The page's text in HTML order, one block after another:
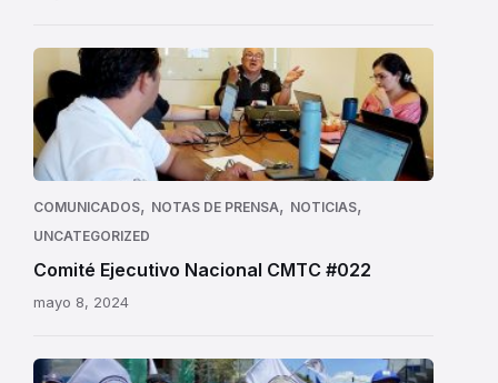
COMUNICADOS, NOTAS DE PRENSA, NOTICIAS,
UNCATEGORIZED
Comité Ejecutivo Nacional CMTC #022
mayo 8, 2024
CMTC